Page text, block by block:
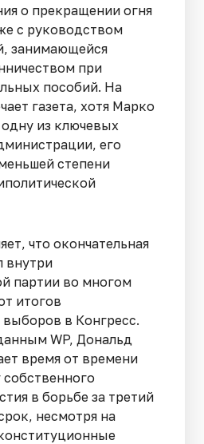
о прекращении огня
с руководством
занимающейся
при
пособий. На
газета, хотя Марко
из ключевых
его
степени
что окончательная
внутри
партии во многом
итогов
в Конгресс.
WP, Дональд
время от времени
в борьбе за третий
несмотря на